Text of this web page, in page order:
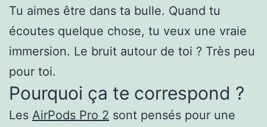
Tu aimes être dans ta bulle. Quand tu
écoutes quelque chose, tu veux une vraie
immersion. Le bruit autour de toi ? Très peu
pour toi.
Pourquoi ça te correspond ?
Les AirPods Pro 2 sont pensés pour une